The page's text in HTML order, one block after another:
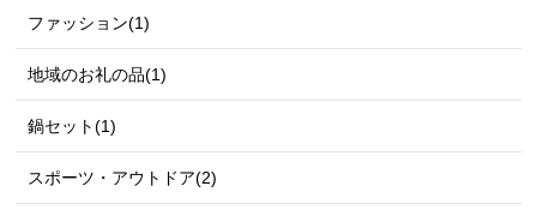
ファッション(1)
地域のお礼の品(1)
鍋セット(1)
スポーツ・アウトドア(2)